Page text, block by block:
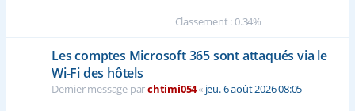
Classement : 0.34%
Les comptes Microsoft 365 sont attaqués via le
Wi-Fi des hôtels
Dernier message parchtimi054« jeu. 6 août 2026 08:05